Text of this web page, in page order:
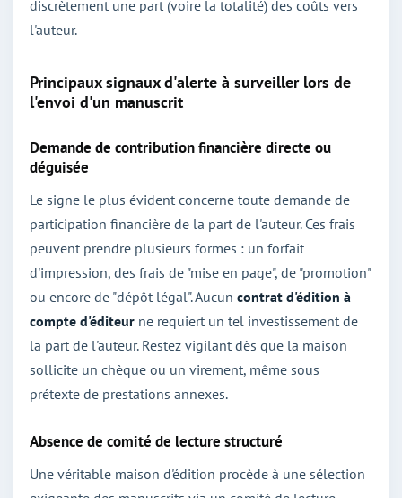
discrètement une part (voire la totalité) des coûts vers
l'auteur.
Principaux signaux d'alerte à surveiller lors de
l'envoi d'un manuscrit
Demande de contribution financière directe ou
déguisée
Le signe le plus évident concerne toute demande de
participation financière de la part de l'auteur. Ces frais
peuvent prendre plusieurs formes : un forfait
d'impression, des frais de "mise en page", de "promotion"
ou encore de "dépôt légal". Aucun contrat d'édition à
compte d'éditeur ne requiert un tel investissement de
la part de l'auteur. Restez vigilant dès que la maison
sollicite un chèque ou un virement, même sous
prétexte de prestations annexes.
Absence de comité de lecture structuré
Une véritable maison d'édition procède à une sélection